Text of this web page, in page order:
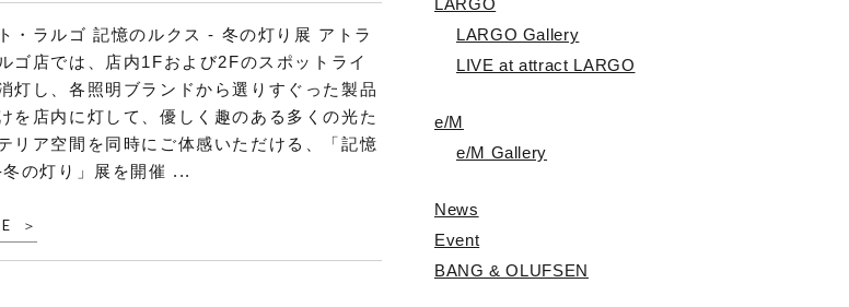
・ラルゴ 記憶のルクス - 冬の灯り展 アトラ
ゴ店では、店内1Fおよび2Fのスポットライ
灯し、各照明ブランドから選りすぐった製品
を店内に灯して、優しく趣のある多くの光た
リア空間を同時にご体感いただける、「記憶
の灯り」展を開催 ...
LARGO
LARGO Gallery
LIVE at attract LARGO
e/M
e/M Gallery
News
Event
BANG & OLUFSEN